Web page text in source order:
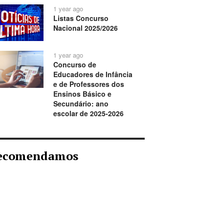
1 year ago
Listas Concurso
Nacional 2025/2026
1 year ago
Concurso de
Educadores de Infância
e de Professores dos
Ensinos Básico e
Secundário: ano
escolar de 2025-2026